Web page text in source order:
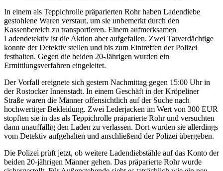
In einem als Teppichrolle präparierten Rohr haben Ladendiebe
gestohlene Waren verstaut, um sie unbemerkt durch den
Kassenbereich zu transportieren. Einem aufmerksamen
Ladendetektiv ist die Aktion aber aufgefallen. Zwei Tatverdächtige
konnte der Detektiv stellen und bis zum Eintreffen der Polizei
festhalten. Gegen die beiden 20-Jährigen wurden ein
Ermittlungsverfahren eingeleitet.
Der Vorfall ereignete sich gestern Nachmittag gegen 15:00 Uhr in
der Rostocker Innenstadt. In einem Geschäft in der Kröpeliner
Straße waren die Männer offensichtlich auf der Suche nach
hochwertiger Bekleidung. Zwei Lederjacken im Wert von 300 EUR
stopften sie in das als Teppichrolle präparierte Rohr und versuchten
dann unauffällig den Laden zu verlassen. Dort wurden sie allerdings
vom Detektiv aufgehalten und anschließend der Polizei übergeben.
Die Polizei prüft jetzt, ob weitere Ladendiebstähle auf das Konto der
beiden 20-jährigen Männer gehen. Das präparierte Rohr wurde